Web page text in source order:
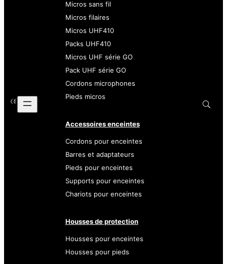
Micros sans fil
Micros filaires
Micros UHF410
Packs UHF410
Micros UHF série GO
Pack UHF série GO
Cordons microphones
Pieds micros
Accessoires enceintes
Cordons pour enceintes
Barres et adaptateurs
Pieds pour enceintes
Supports pour enceintes
Chariots pour enceintes
Housses de protection
Housses pour enceintes
Housses pour pieds